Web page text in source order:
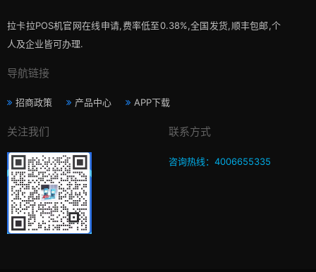
拉卡拉POS机官网在线申请,费率低至0.38%,全国发货,顺丰包邮,个
人及企业皆可办理.
导航链接
招商政策 产品中心 APP下载
关注我们 联系方式
咨询热线：4006655335